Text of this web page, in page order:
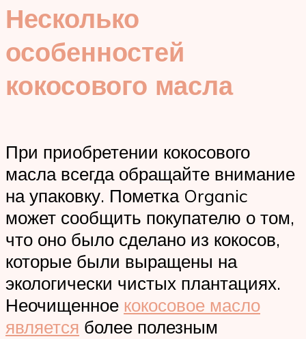
Несколько
особенностей
кокосового масла
При приобретении кокосового
масла всегда обращайте внимание
на упаковку. Пометка Organic
может сообщить покупателю о том,
что оно было сделано из кокосов,
которые были выращены на
экологически чистых плантациях.
Неочищенное кокосовое масло
является более полезным